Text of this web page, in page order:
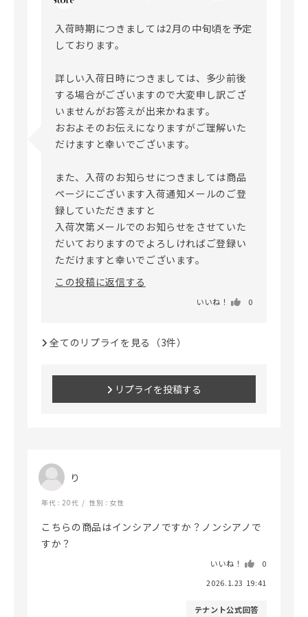
入荷時期につきましては2月の中旬頃を予定
しております。
詳しい入荷日時につきましては、多少前後
する場合がございますので大変申し訳ござ
いませんがお答えが出来かねます。
おおよそのお伝えになりますがご理解いた
だけますと幸いでございます。
また、入荷のお知らせにつきましては商品
ページにございます入荷通知メールのご登
録していただきますと
入荷次第メールでのお知らせをさせていた
だいておりますのでよろしければご登録い
この投稿に返信する
いいね！ 0
全てのリプライを見る（3件）
リプライを投稿する
り
年代 : 20代 性別 : 女性
こちらの商品はインシアノですか？ノンシアノで
すか？
いいね！
0
2026.1.23 19:41
テナント公式回答